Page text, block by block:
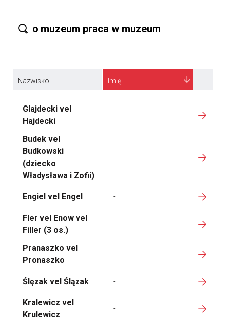
Nazwisko Imię
Glajdecki vel
Hajdecki
-
Budek vel
Budkowski
(dziecko
Władysława i Zofii)
-
Engiel vel Engel -
Fler vel Enow vel
Filler (3 os.)
-
Pranaszko vel
Pronaszko
-
Ślęzak vel Ślązak -
Kralewicz vel
Krulewicz
-